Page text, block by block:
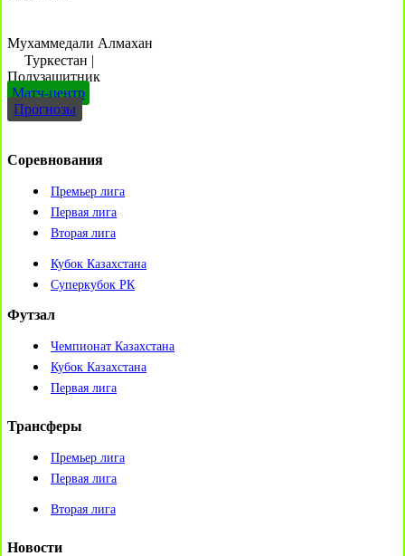
Мухаммедали Алмахан
Туркестан |
Полузащитник
Матч-центр
Прогнозы
Соревнования
Премьер лига
Первая лига
Вторая лига
Кубок Казахстана
Суперкубок РК
Футзал
Чемпионат Казахстана
Кубок Казахстана
Первая лига
Трансферы
Премьер лига
Первая лига
Вторая лига
Новости